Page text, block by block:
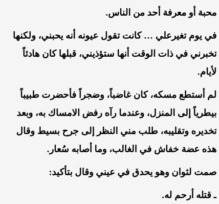
محبة أو معرفة أحد من الناس.
في يوم تغير علي …كانت تقول عيونه أنه يحبني، ولكنها
تخبرني في ذات الوقت أنها ستؤذيني، قبلها كان هادئاً
لأيام.
لم ستطع مسكه، كان غاضباً، وضجراً فأحضرت طبيباً
بيطرياً إلى المنزل، وعندما رآه رفض الامساك به، وبعد
تخديره وتقليبه، طلب مني النظر إلى جرح بسيط وقال
هذه عضة خفاش في الغالب، وما أصابه سُعار .
صمت لثوان وهو يحدق في عيني وقال بتأكيد:
ـ قتله أرحم له.